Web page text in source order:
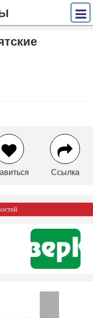
Ссылка